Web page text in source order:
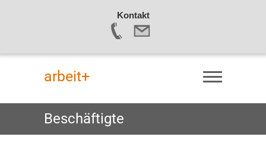
Kontakt
Skip
arbeit+
Beschäftigte